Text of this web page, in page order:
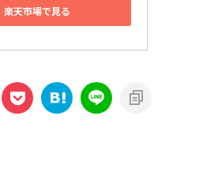
楽天市場で見る